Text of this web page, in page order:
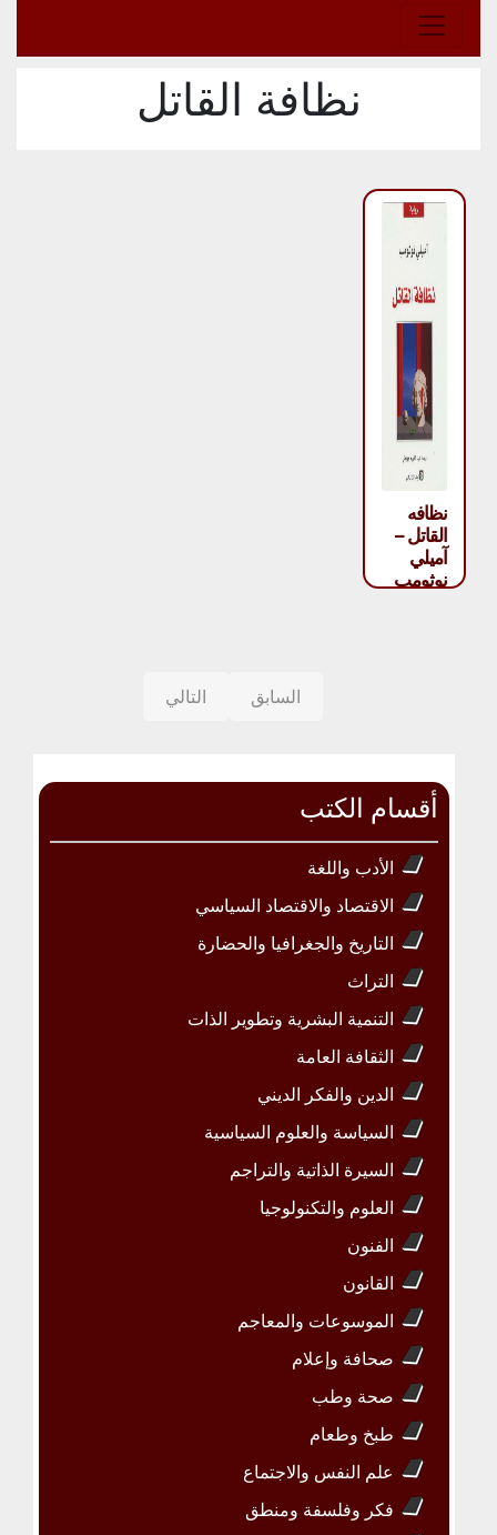
نظافة القاتل
نظافه
القاتل –
آميلي
نوثومب
السابق التالي
أقسام الكتب
الأدب واللغة
الاقتصاد والاقتصاد السياسي
التاريخ والجغرافيا والحضارة
التراث
التنمية البشرية وتطوير الذات
الثقافة العامة
الدين والفكر الديني
السياسة والعلوم السياسية
السيرة الذاتية والتراجم
العلوم والتكنولوجيا
الفنون
القانون
الموسوعات والمعاجم
صحافة وإعلام
صحة وطب
طبخ وطعام
علم النفس والاجتماع
فكر وفلسفة ومنطق